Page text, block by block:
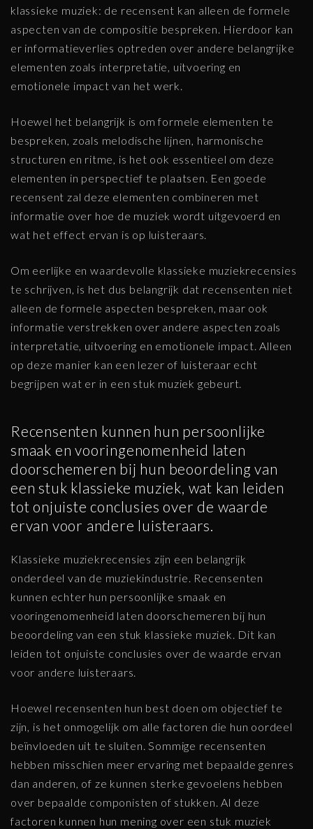
klassieke muziek: de recensent kan alleen de formele
aspecten van de compositie bespreken. Hierdoor kan
er informatieverlies optreden over andere belangrijke
elementen zoals interpretatie, uitvoering en
emotionele impact van het werk.
Hoewel het belangrijk is om formele elementen te
bespreken, zoals melodische lijnen, harmonische
structuren en ritme, is het ook essentieel om deze
elementen in perspectief te plaatsen. Een goede
recensent zal deze elementen combineren met
informatie over hoe de muziek wordt uitgevoerd en
wat het effect ervan is op luisteraars.
Om eerlijke en waardevolle klassieke muziekrecensies
te schrijven, is het dus belangrijk dat recensenten niet
alleen de formele aspecten bespreken, maar ook
informatie verstrekken over andere aspecten zoals
interpretatie, uitvoering en emotionele impact. Alleen
op deze manier kan een lezer of luisteraar echt
begrijpen wat er in een stuk muziek gebeurt.
Recensenten kunnen hun persoonlijke
smaak en vooringenomenheid laten
doorschemeren bij hun beoordeling van
een stuk klassieke muziek, wat kan leiden
tot onjuiste conclusies over de waarde
ervan voor andere luisteraars.
Klassieke muziekrecensies zijn een belangrijk
onderdeel van de muziekindustrie. Recensenten
kunnen echter hun persoonlijke smaak en
vooringenomenheid laten doorschemeren bij hun
beoordeling van een stuk klassieke muziek. Dit kan
leiden tot onjuiste conclusies over de waarde ervan
voor andere luisteraars.
Hoewel recensenten hun best doen om objectief te
zijn, is het onmogelijk om alle factoren die hun oordeel
beïnvloeden uit te sluiten. Sommige recensenten
hebben misschien meer ervaring met bepaalde genres
dan anderen, of ze kunnen sterke gevoelens hebben
over bepaalde componisten of stukken. Al deze
factoren kunnen hun mening over een stuk muziek